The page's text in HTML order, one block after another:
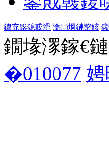
鍏充簬鎴戜滑 瀹㈡埛鏈嶅姟
鐗堟潈鎵€
�010077